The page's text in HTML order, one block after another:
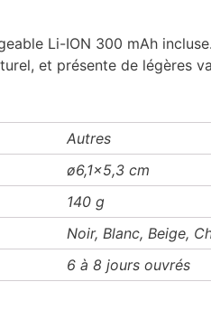
Li-ION 300 mAh
et présente de légères
Autres
ø6,1x5,3 cm
140 g
Noir, Blanc, Beige,
6 à 8 jours ouvrés